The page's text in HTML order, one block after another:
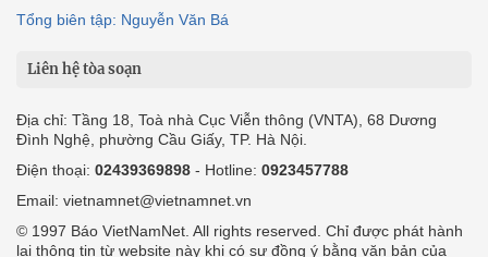
Tổng biên tập: Nguyễn Văn Bá
Liên hệ tòa soạn
Địa chỉ: Tầng 18, Toà nhà Cục Viễn thông (VNTA), 68 Dương
Đình Nghệ, phường Cầu Giấy, TP. Hà Nội.
Điện thoại: 02439369898 - Hotline: 0923457788
Email: vietnamnet@vietnamnet.vn
© 1997 Báo VietNamNet. All rights reserved. Chỉ được phát hành
lại thông tin từ website này khi có sự đồng ý bằng văn bản của